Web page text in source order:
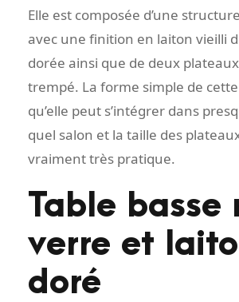
Elle est composée d’une
avec une finition en laiton vieilli
dorée ainsi que de deux
trempé. La forme simple de
qu’elle peut s’intégrer dans
quel salon et la taille des
vraiment très pratique.
Table basse
verre et
doré